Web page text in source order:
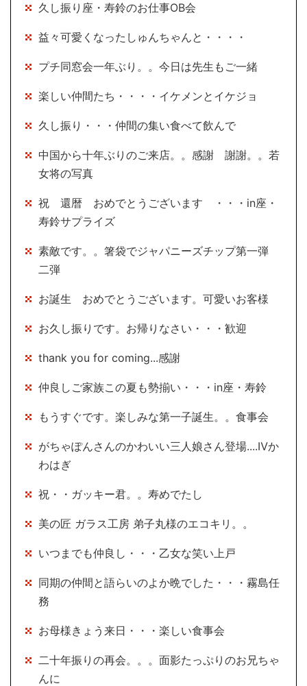
久し振り座・寿鈴のお仕事OB会
益々可愛くなったしゅんちゃんと・・・・
プチ同窓会一年ぶり。。今日は先生もご一緒
楽しい仲間たち・・・・イケメンとイケジョ
久し振り・・・仲間の集い食べて飲んで
中国から十年ぶりのご来店。。感謝 謝謝。。若
女将の写真
祝 還暦 おめでとうございます ・・・in座・
寿鈴サプライズ
素敵です。。箸袋でジャパニーズチップ第一弾
二弾
お誕生 おめでとうございます。可愛いお客様
お久し振りです。お帰りなさい・・・歓迎
thank you for coming...感謝
仲良しご家族この夏も勢揃い・・・in座・寿鈴
もうすぐです。楽しみな第一子誕生。。食事会
がちゃぽんさんのかわいい三人娘さん登場....Ⅳか
わはぎ
祝・・ガッキー君。。寿めでたし
美の匠 ガラス工房 弟子丸様のエコキリ。。
いつまでも仲良し・・・乙女な笑い上戸
同期の仲間と語らいのよか晩でした・・・霧島任
務
お母様きょう来日・・・楽しい食事会
二十年振りの再会。。。面影たっぷりのお兄ちゃ
んに